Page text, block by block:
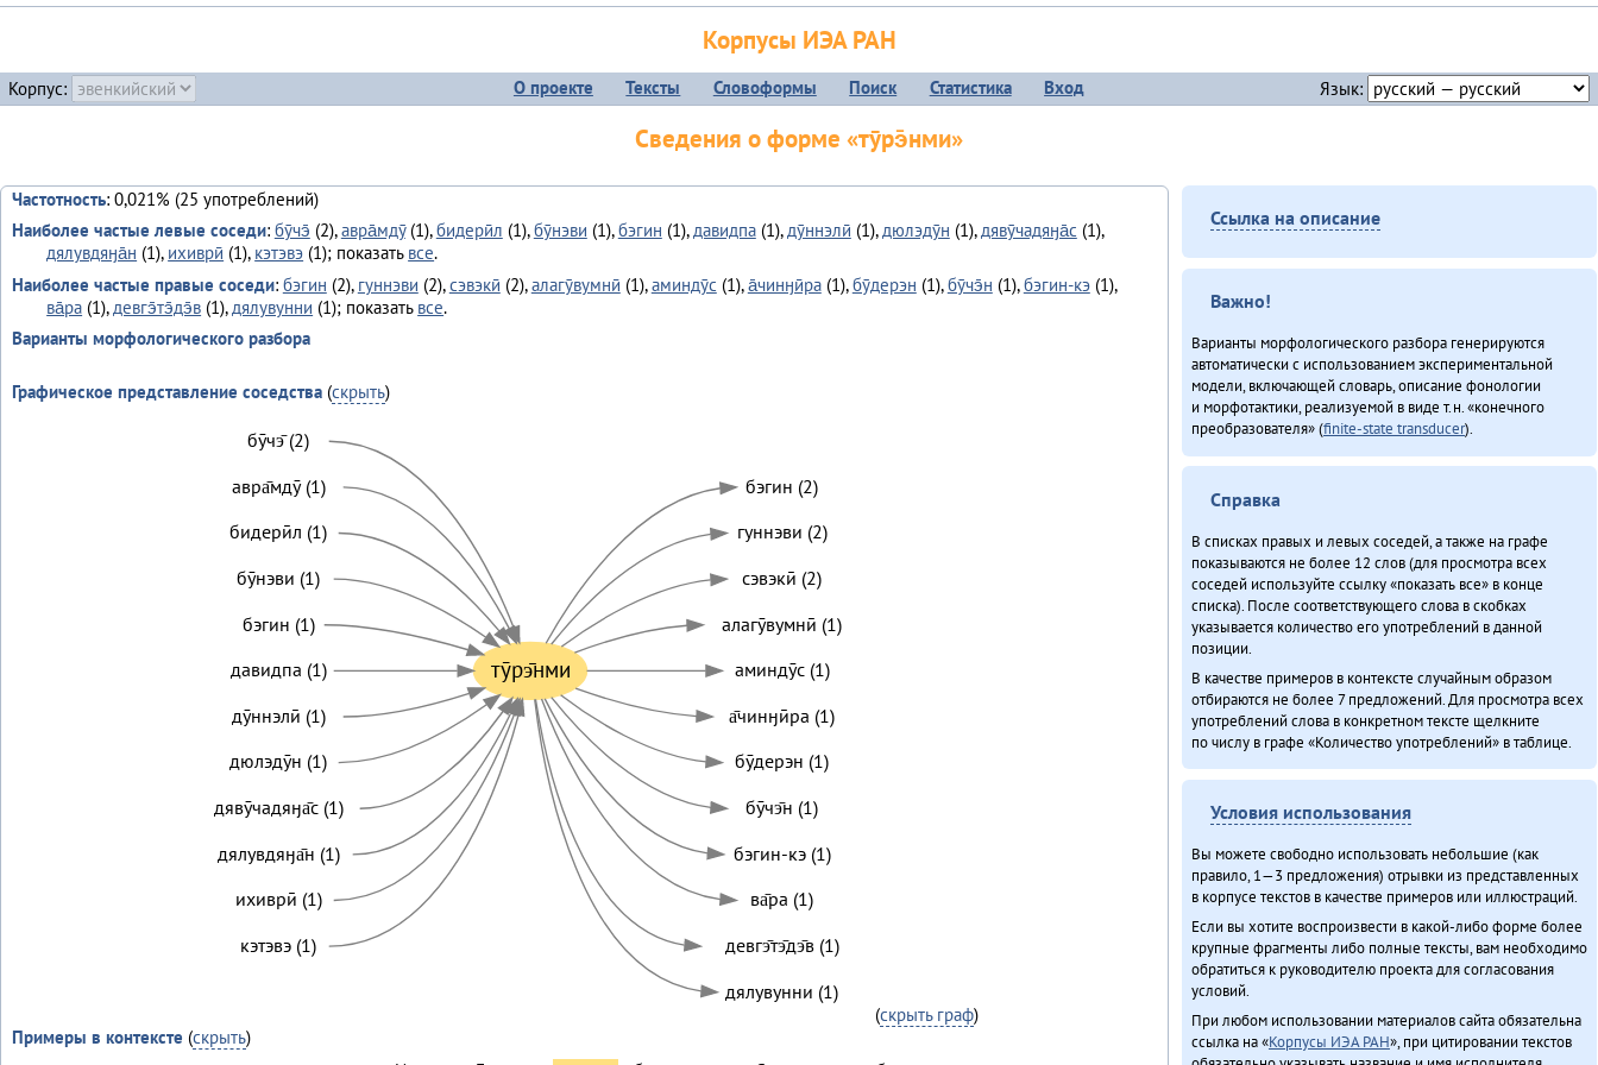
Корпусы ИЭА РАН
Корпус: О проекте Тексты Словоформы Поиск Статистика Вход Язык:
Сведения о форме «тӯрэ̄нми»
Частотность: 0,021% (25 употреблений)
Наиболее частые левые соседи: бӯчэ̄ (2),авра̄мдӯ(1),бидерӣл (1),бӯнэви (1),бэгин (1),давидпа(1),дӯннэлӣ (1),дюлэдӯн (1),дявӯчадяӈа̄с (1),
дялувдяӈа̄н (1), ихиврӣ (1), кэтэвэ (1); показать все.
Наиболее частые правые соседи: бэгин (2), гуннэви (2),сэвэкӣ (2),алагӯвумнӣ (1),аминдӯс (1),а̄чинӈӣра(1),бӯдерэн (1),бӯчэ̄н (1),бэгин-кэ(1),
ва̄ра (1), девгэ̄тэ̄дэ̄в (1), дялувунни (1); показать все.
Варианты морфологического разбора
Графическое представление соседства(скрыть)
тӯрэ̄нми
бэгин (2)
гуннэви (2)
сэвэкӣ (2)
алагӯвумнӣ (1)
аминдӯс (1)
а̄чинӈӣра (1)
бӯдерэн (1)
бӯчэ̄н (1)
бэгин-кэ (1)
ва̄ра (1)
девгэ̄тэ̄дэ̄в (1)
дялувунни (1)
бӯчэ̄ (2)
авра̄мдӯ (1)
бидерӣл (1)
бӯнэви (1)
бэгин (1)
давидпа (1)
дӯннэлӣ (1)
дюлэдӯн (1)
дявӯчадяӈа̄с (1)
дялувдяӈа̄н (1)
ихиврӣ (1)
кэтэвэ (1)
(скрыть граф)
Примеры в контексте (скрыть)
Ссылка на описание
Важно!
Варианты морфологического разбора генерируются
автоматически с использованием экспериментальной
модели, включающей словарь, описание фонологии
и морфотактики, реализуемой в виде т.н. «конечного
преобразователя» (finite-state transducer).
Справка
В списках правых и левых соседей, а также на графе
показываются не более 12 слов (для просмотра всех
соседей используйте ссылку «показать все» в конце
списка). После соответствующего слова в скобках
указывается количество его употреблений в данной
позиции.
В качестве примеров в контексте случайным образом
отбираются не более 7 предложений. Для просмотра всех
употреблений слова в конкретном тексте щелкните
по числу в графе «Количество употреблений» в таблице.
Условия использования
Вы можете свободно использовать небольшие (как
правило, 1—3 предложения) отрывки из представленных
в корпусе текстов в качестве примеров или иллюстраций.
Если вы хотите воспроизвести в какой-либо форме более
крупные фрагменты либо полные тексты, вам необходимо
обратиться к руководителю проекта для согласования
условий.
При любом использовании материалов сайта обязательна
ссылка на «Корпусы ИЭА РАН», при цитировании текстов